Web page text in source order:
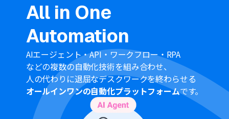
い。
formrunをトリガーとして使用した際の回答内容を取得
する方法は下記を参照ください。
https://intercom.help/yoom/ja/articles/9103858
All in One
Automation
AIエージェント・API・ワークフロー・RPA
などの複数の自動化技術を組み合わせ、
人の代わりに退屈なデスクワークを終わらせる
オールインワンの自動化プラットフォームです。